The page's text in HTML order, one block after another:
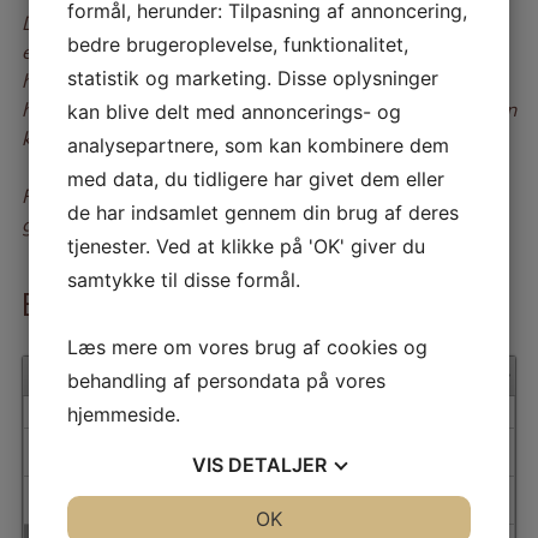
Der skal også tages hensyn til andre beboere i
ejendommen, og derfor skal døren til beboerrummet
holdes lukket. Benytter man gården, gælder
husreglerne, hvilket vil sige, at der skal være ro i gården
kl. 22.00.
Ryges udendørs, må cigaretskodderne ikke smides i
gården. Det er ikke tilladt at bruge gården som toilet.
Book lokalet
»
August 2026
MA
TI
4 5 6 7 8
formål, herunder: Tilpasning af annoncering,
bedre brugeroplevelse, funktionalitet,
statistik og marketing. Disse oplysninger
kan blive delt med annoncerings- og
analysepartnere, som kan kombinere dem
med data, du tidligere har givet dem eller
de har indsamlet gennem din brug af deres
tjenester. Ved at klikke på 'OK' giver du
samtykke til disse formål.
Læs mere om vores brug af cookies og
behandling af persondata på vores
hjemmeside.
VIS DETALJER
OK